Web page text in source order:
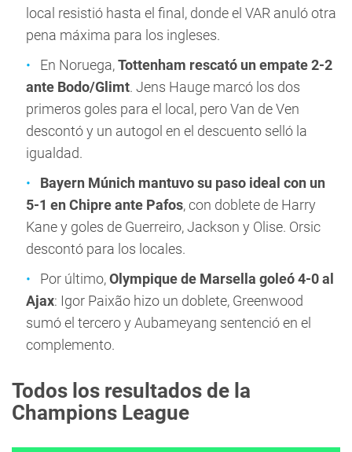
local resistió hasta el final, donde el VAR anuló otra
pena máxima para los ingleses.
En Noruega,Tottenham rescató un empate 2-2
ante Bodo/Glimt. Jens Hauge marcó los dos
primeros goles para el local, pero Van de Ven
descontó y un autogol en el descuento selló la
igualdad.
Bayern Múnich mantuvo su paso ideal con un
5-1 en Chipre ante Pafos, con doblete de Harry
Kane y goles de Guerreiro, Jackson y Olise. Orsic
descontó para los locales.
Por último,Olympique de Marsella goleó 4-0 al
Ajax: Igor Paixão hizo un doblete, Greenwood
sumó el tercero y Aubameyang sentenció en el
complemento.
Todos los resultados de la
Champions League